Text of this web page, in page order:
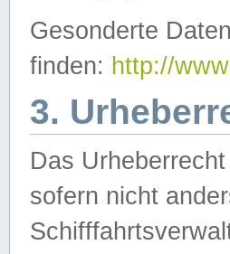
Gesonderte
finden: http://
3.
Das
sofern nicht